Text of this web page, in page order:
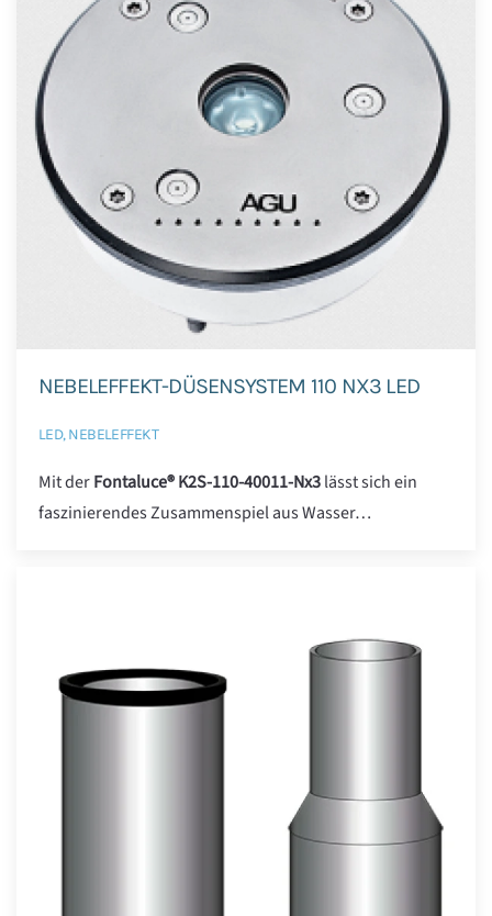
NEBELEFFEKT-DÜSENSYSTEM 110 NX3 LED
LED, NEBELEFFEKT
Mit derFontaluce® K2S-110-40011-Nx3lässt sich ein
faszinierendes Zusammenspiel aus Wasser…